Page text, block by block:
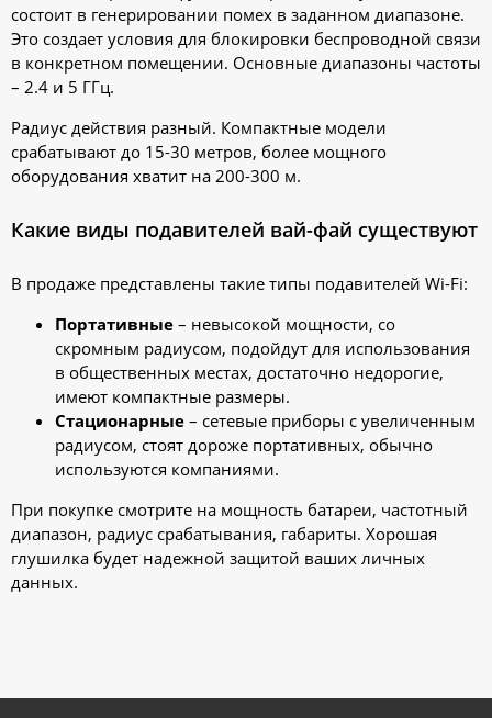
состоит в генерировании помех в заданном диапазоне.
Это создает условия для блокировки беспроводной связи
в конкретном помещении. Основные диапазоны частоты
– 2.4 и 5 ГГц.
Радиус действия разный. Компактные модели
срабатывают до 15-30 метров, более мощного
оборудования хватит на 200-300 м.
Какие виды подавителей вай-фай существуют
В продаже представлены такие типы подавителей Wi-Fi:
Портативные – невысокой мощности, со
скромным радиусом, подойдут для использования
в общественных местах, достаточно недорогие,
имеют компактные размеры.
Стационарные – сетевые приборы с увеличенным
радиусом, стоят дороже портативных, обычно
используются компаниями.
При покупке смотрите на мощность батареи, частотный
диапазон, радиус срабатывания, габариты. Хорошая
глушилка будет надежной защитой ваших личных
данных.